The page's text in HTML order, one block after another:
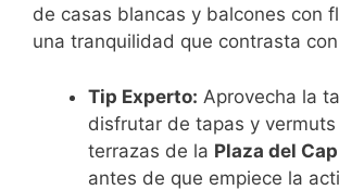
de casas blancas y balcones con
una tranquilidad que contrasta
Tip Experto: Aprovecha la
disfrutar de tapas y vermuts
terrazas de la Plaza del
antes de que empiece la